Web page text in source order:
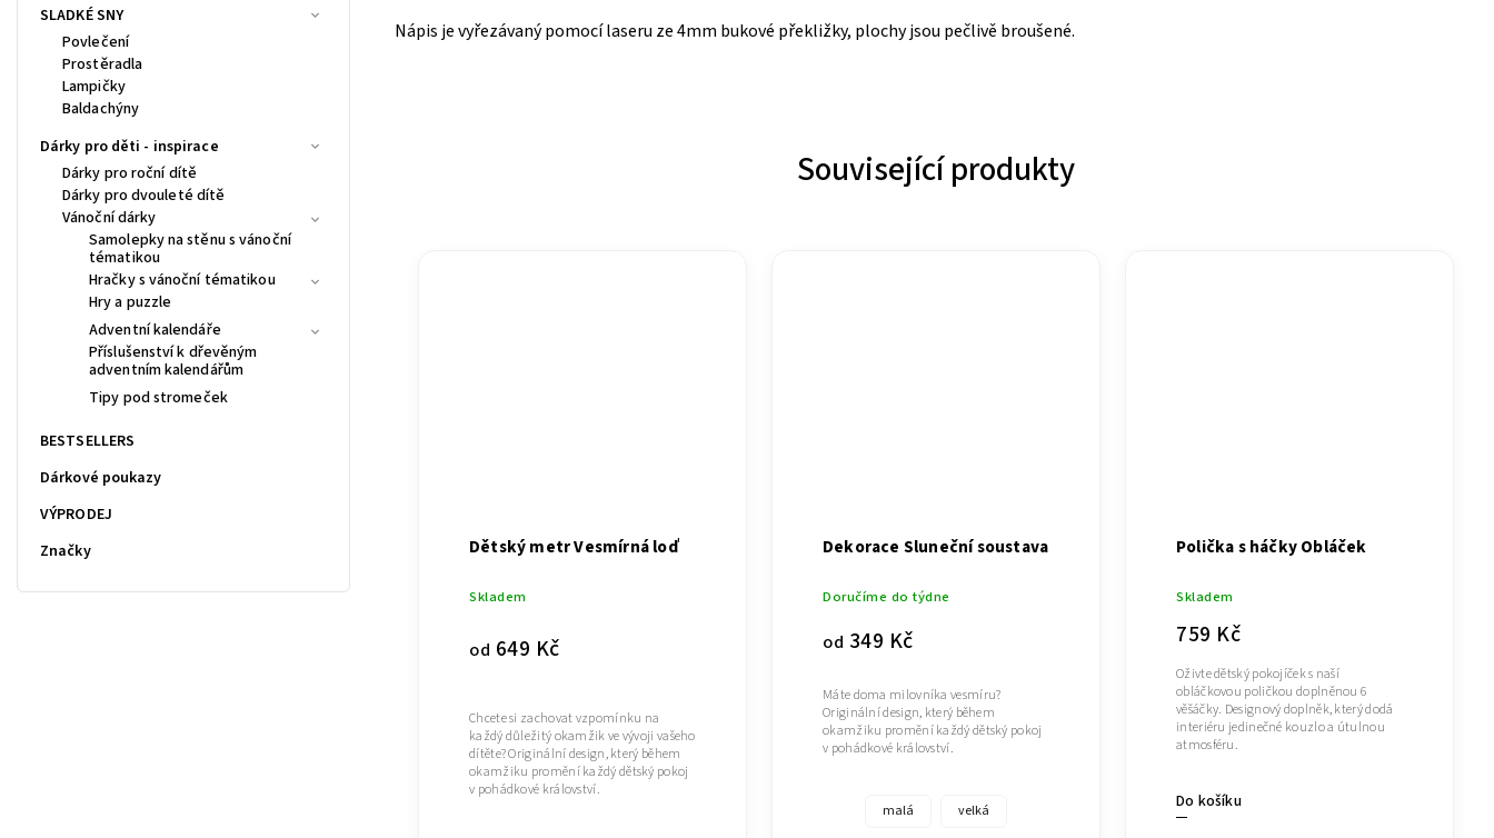
SLADKÉ SNY
Povlečení
Prostěradla
Lampičky
Baldachýny
Dárky pro děti - inspirace
Dárky pro roční dítě
Dárky pro dvouleté dítě
Vánoční dárky
Samolepky na stěnu s vánoční
tématikou
Hračky s vánoční tématikou
Hry a puzzle
Adventní kalendáře
Příslušenství k dřevěným
adventním kalendářům
Tipy pod stromeček
BESTSELLERS
Dárkové poukazy
VÝPRODEJ
Značky
Nápis je vyřezávaný pomocí laseru ze 4mm bukové překližky, plochy jsou pečlivě broušené.
Související produkty
Dětský metr Vesmírná loď
Skladem
od 649 Kč
Chcete si zachovat vzpomínku na
každý důležitý okamžik ve vývoji vašeho
dítěte? Originální design, který během
okamžiku promění každý dětský pokoj
v pohádkové království.
Dekorace Sluneční soustava
Doručíme do týdne
od 349 Kč
Máte doma milovníka vesmíru?
Originální design, který během
okamžiku promění každý dětský pokoj
v pohádkové království.
malá velká
Polička s háčky Obláček
Skladem
759 Kč
Do košíku
Oživte dětský pokojíček s naší
obláčkovou poličkou doplněnou 6
věšáčky. Designový doplněk, který dodá
interiéru jedinečné kouzlo a útulnou
atmosféru.